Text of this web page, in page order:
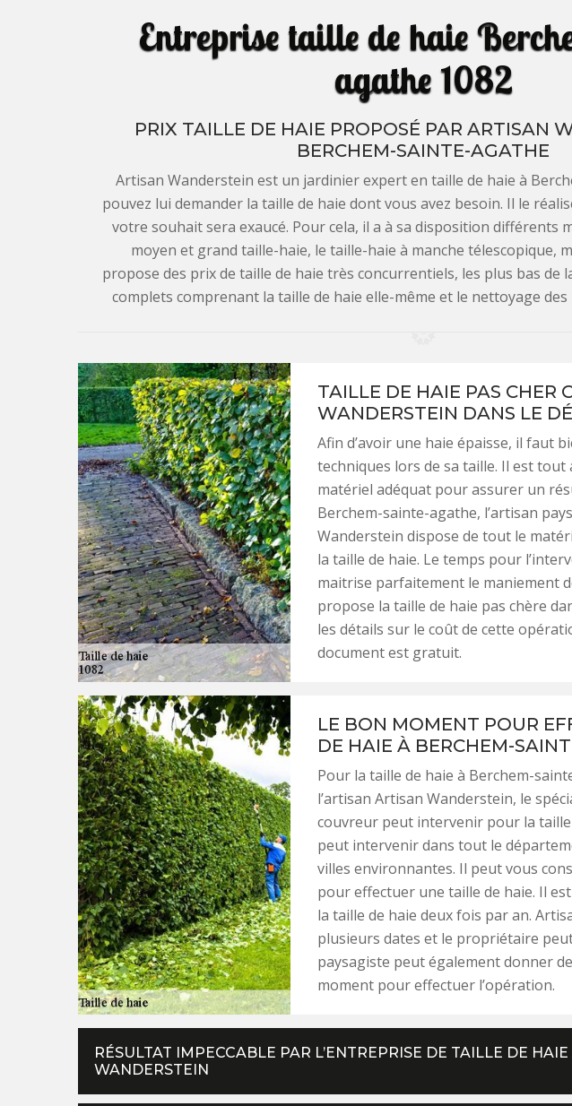
Entreprise taille de haie
agathe 1082
PRIX TAILLE DE HAIE PROPOSÉ PAR ARTISAN
BERCHEM-SAINTE-AGATHE
Artisan Wanderstein est un jardinier expert en taille de haie à
pouvez lui demander la taille de haie dont vous avez besoin. Il le
votre souhait sera exaucé. Pour cela, il a à sa disposition différents
moyen et grand taille-haie, le taille-haie à manche télescopique,
propose des prix de taille de haie très concurrentiels, les plus bas de
complets comprenant la taille de haie elle-même et le nettoyage des
TAILLE DE HAIE PAS CHER
WANDERSTEIN DANS LE
Afin d’avoir une haie épaisse, il faut
techniques lors de sa taille. Il est tout
matériel adéquat pour assurer un
Berchem-sainte-agathe, l’artisan
Wanderstein dispose de tout le
la taille de haie. Le temps pour
maitrise parfaitement le maniement
propose la taille de haie pas chère
les détails sur le coût de cette
document est gratuit.
LE BON MOMENT POUR
DE HAIE À BERCHEM-
Pour la taille de haie à Berchem-
l’artisan Artisan Wanderstein, le
couvreur peut intervenir pour la taille
peut intervenir dans tout le
villes environnantes. Il peut vous
pour effectuer une taille de haie. Il
la taille de haie deux fois par an.
plusieurs dates et le propriétaire
paysagiste peut également donner
moment pour effectuer l’opération.
RÉSULTAT IMPECCABLE PAR L’ENTREPRISE DE TAILLE DE
WANDERSTEIN